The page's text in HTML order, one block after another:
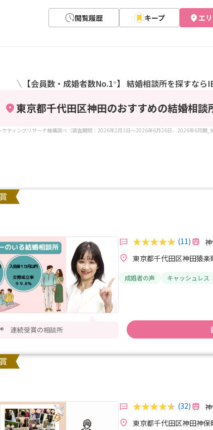
閲覧履歴 キープ エ
＼ 【会員数・成婚者数No.1 ※ 】 結婚相談所を探すなら
東京都千代田区神田のおすすめの結婚相談
ティングリサーチ機構調べ（調査期間：2026年2月3日～2026年6月26日、2026年6月期_
® 連続受賞の相談所
(11)
東京都千代田区神田猿
成婚者の声 キャッシュレス
(32)
東京都千代田区神田神